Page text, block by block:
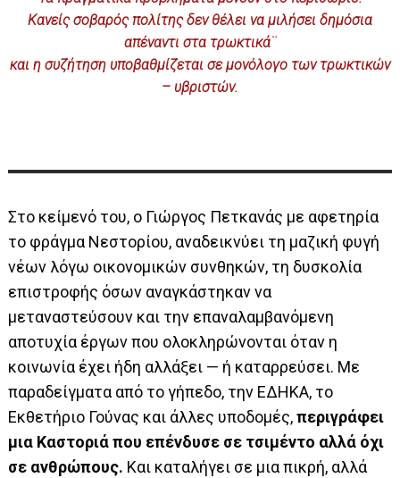
Κανείς σοβαρός πολίτης δεν θέλει να μιλήσει δημόσια
απέναντι στα τρωκτικά¨
και η συζήτηση υποβαθμίζεται σε μονόλογο των τρωκτικών
– υβριστών.
Στο κείμενό του, ο Γιώργος Πετκανάς με αφετηρία
το φράγμα Νεστορίου, αναδεικνύει τη μαζική φυγή
νέων λόγω οικονομικών συνθηκών, τη δυσκολία
επιστροφής όσων αναγκάστηκαν να
μεταναστεύσουν και την επαναλαμβανόμενη
αποτυχία έργων που ολοκληρώνονται όταν η
κοινωνία έχει ήδη αλλάξει — ή καταρρεύσει. Με
παραδείγματα από το γήπεδο, την ΕΔΗΚΑ, το
Εκθετήριο Γούνας και άλλες υποδομές,περιγράφει
μια Καστοριά που επένδυσε σε τσιμέντο αλλά όχι
σε ανθρώπους. Και καταλήγει σε μια πικρή, αλλά